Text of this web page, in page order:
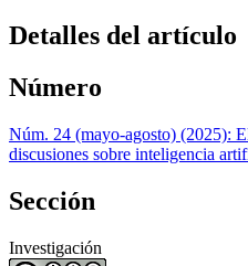
Detalles del artículo
Número
Núm. 24 (mayo-agosto) (2025):
discusiones sobre inteligencia
Sección
Investigación